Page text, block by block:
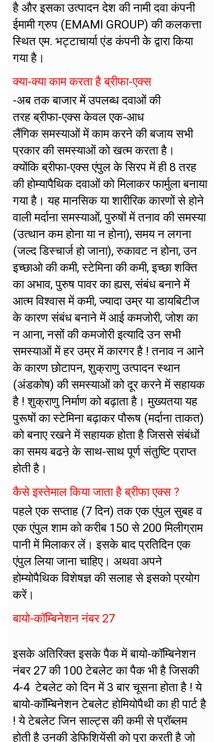
है और इसका उत्पादन देश की नामी दवा कंपनी
ईमामी ग्रुप (EMAMI GROUP) की कलकत्ता
स्थित एम. भट्टाचार्या एंड कंपनी केे द्वारा किया
गया है।
क्या-क्या काम करता है ब्रीफा-एक्स
-अब तक बाजार में उपलब्ध दवाओं की
तरह ब्रीफा-एक्स केवल एक-आध
लैंगिक समस्याओं में काम करने की बजाय सभी
प्रकार की समस्याओं को खत्म करता है।
क्योंकि ब्रीफा-एक्स एंपुल के सिरप में ही 8 तरह
की होम्यापैथिक दवाओं को मिलाकर फार्मुला बनाया
गया है। यह मानसिक या शारीरिक कारणों से होने
वाली मर्दाना समस्याओं, पुरुषों में तनाव की समस्या
(उत्थान कम होना या न होना), समय न लगना
(जल्द डिस्चार्ज हो जाना), रुकावट न होना, उन
इच्छाओ की कमी, स्टेमिना की कमी, इच्छा शक्ति
का अभाव, पुरुष पावर का ह्यस, संबंध बनाने में
आत्म विश्वास में कमी, ज्यादा उम्र या डायबिटीज
के कारण संबंध बनाने में आई कमजोरी, जोश का
न आना, नसों की कमजोरी इत्यादि उन सभी
समस्याओं में हर उम्र में कारगर है ! तनाव न आने
के कारण छोटापन, शुक्राणु उत्पादन स्थान
(अंडकोष) की समस्याओं को दूर करने में सहायक
है ! शुक्राणु निर्माण को बढ़ाता है। मुख्यतया यह
पुरूषों का स्टेमिना बढ़ाकर पौरूष (मर्दाना ताकत)
को बनाए रखने में सहायक होता है जिससे संबंधों
का समय बढऩे के साथ-साथ पूर्ण संतुष्टि प्राप्त
होती है।
कैसे इस्तेमाल किया जाता है ब्रीफा एक्स ?
पहले एक सप्ताह (7 दिन) तक एक एंपुल सुबह व
एक एंपुल शाम को करीब 150 से 200 मिलीग्राम
पानी में मिलाकर लें। इसके बाद प्रतिदिन एक
एंपुल लिया जाना चाहिए। अथवा अपने
होम्योपैथिक विशेषज्ञ की सलाह से इसको प्रयोग
करें।
बायो-कॉम्बिनेशन नंबर 27
इसके अतिरिक्त इसके पैक में बायो-कॉम्बिनेशन
नंबर 27 की 100 टेबलेट का पैक भी है जिसकी
4-4 टेबलेट को दिन में 3 बार चूसना होता है ! ये
बायो-कॉम्बिनेशन टेबलेट होमियोपैथी का ही पार्ट है
! ये टेबलेट जिन साल्ट्स की कमी से प्रॉब्लम
होती है उनकी डेफिशियेंसी को पूरा करती है जो